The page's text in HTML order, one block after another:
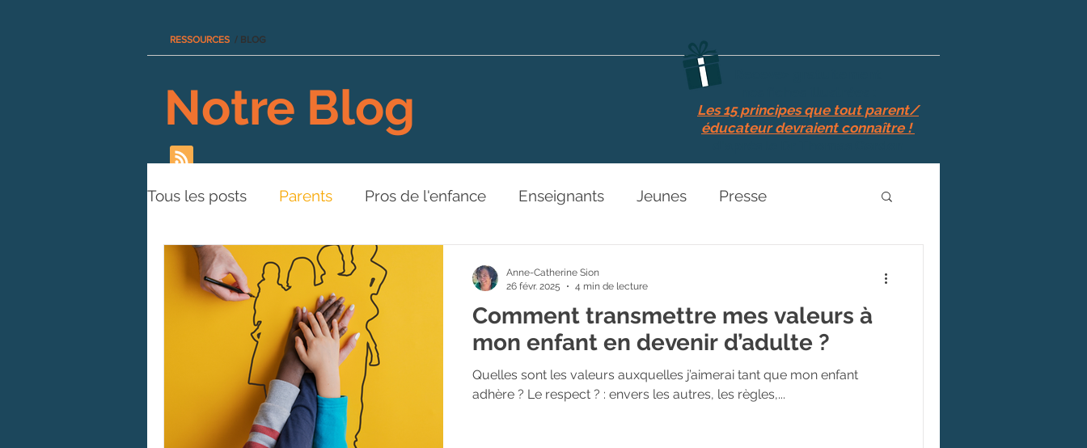
RESSOURCES / BLOG
Les 15 principes que tout parent/
éducateur devraient connaître !
Tous les posts Parents Pros de l'enfance Enseignants Jeunes Presse
Les Piliers de l'Approche
BD Vidéos
Comment transmettre mes valeurs à
mon enfant en devenir d’adulte ?
Quelles sont les valeurs auxquelles j’aimerai tant que mon enfant
adhère ? Le respect ? : envers les autres, les règles,...
Anne-Catherine Sion
26 févr. 2025
4 min de lecture
Notre Blog